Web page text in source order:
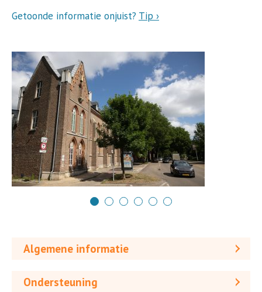
Getoonde informatie onjuist? Tip ›
Algemene informatie
Ondersteuning